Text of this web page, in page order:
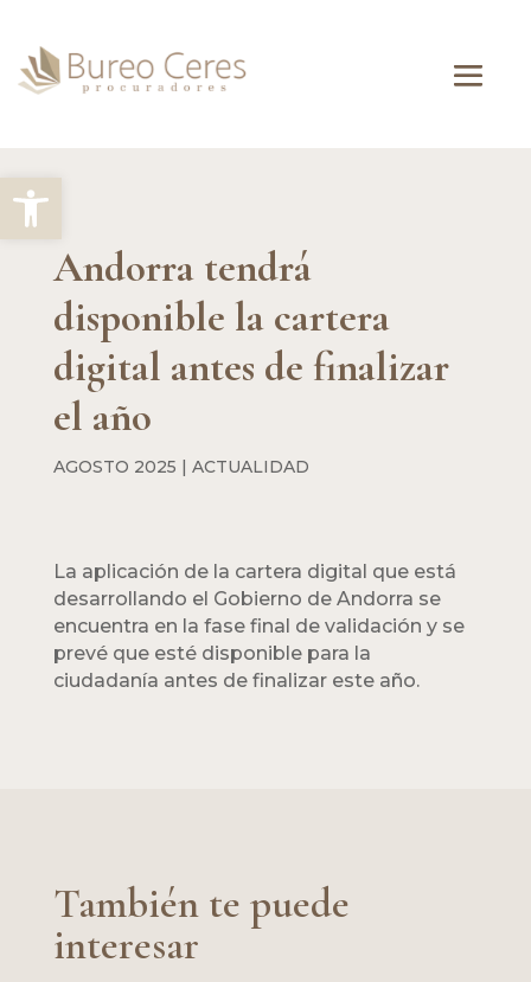
Abrir barra de herramientas
Andorra tendrá
disponible la cartera
digital antes de finalizar
el año
AGOSTO 2025 | ACTUALIDAD
La aplicación de la cartera digital que está
desarrollando el Gobierno de Andorra se
encuentra en la fase final de validación y se
prevé que esté disponible para la
ciudadanía antes de finalizar este año.
También te puede
interesar